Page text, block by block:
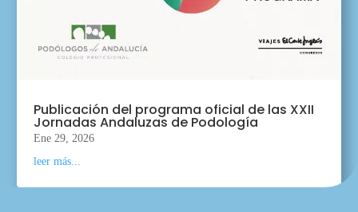
Publicación del programa oficial de las XXII
Jornadas Andaluzas de Podología
Ene 29, 2026
leer más...